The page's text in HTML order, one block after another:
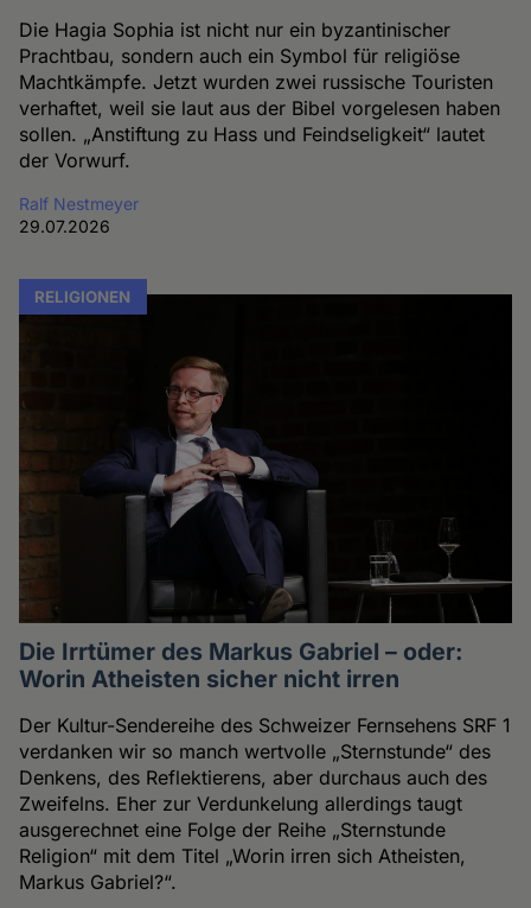
Die Hagia Sophia ist nicht nur ein byzantinischer
Prachtbau, sondern auch ein Symbol für religiöse
Machtkämpfe. Jetzt wurden zwei russische Touristen
verhaftet, weil sie laut aus der Bibel vorgelesen haben
sollen. „Anstiftung zu Hass und Feindseligkeit“ lautet
der Vorwurf.
Ralf Nestmeyer
29.07.2026
RELIGIONEN
Die Irrtümer des Markus Gabriel – oder:
Worin Atheisten sicher nicht irren
Der Kultur-Sendereihe des Schweizer Fernsehens SRF 1
verdanken wir so manch wertvolle „Sternstunde“ des
Denkens, des Reflektierens, aber durchaus auch des
Zweifelns. Eher zur Verdunkelung allerdings taugt
ausgerechnet eine Folge der Reihe „Sternstunde
Religion“ mit dem Titel „Worin irren sich Atheisten,
Markus Gabriel?“.